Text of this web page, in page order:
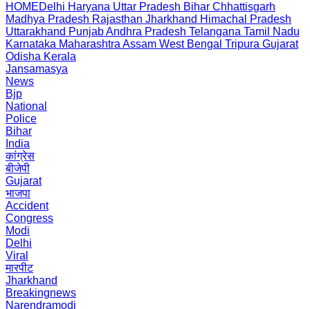
HOMEDelhi Haryana Uttar Pradesh Bihar Chhattisgarh
Madhya Pradesh Rajasthan Jharkhand Himachal Pradesh
Uttarakhand PunjabAndhra Pradesh Telangana Tamil Nadu
Karnataka Maharashtra Assam West Bengal Tripura Gujarat
Odisha Kerala
Jansamasya
News
Bjp
National
Police
Bihar
India
कांग्रेस
बीजेपी
Gujarat
भाजपा
Accident
Congress
Modi
Delhi
Viral
मारपीट
Jharkhand
Breakingnews
Narendramodi